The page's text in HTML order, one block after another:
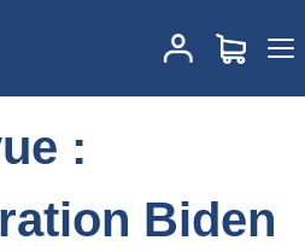
Actualités des marchés
Point de vue :
la concurrence entre abattoirs
:
Biden